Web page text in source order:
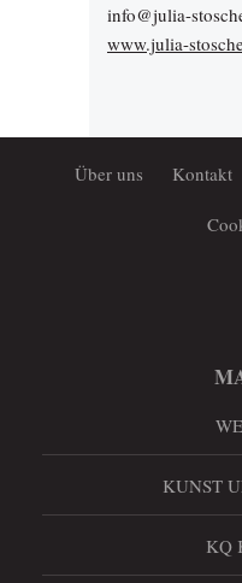
info@julia-
www.julia-
Über uns Kontakt
KUNST
KQ